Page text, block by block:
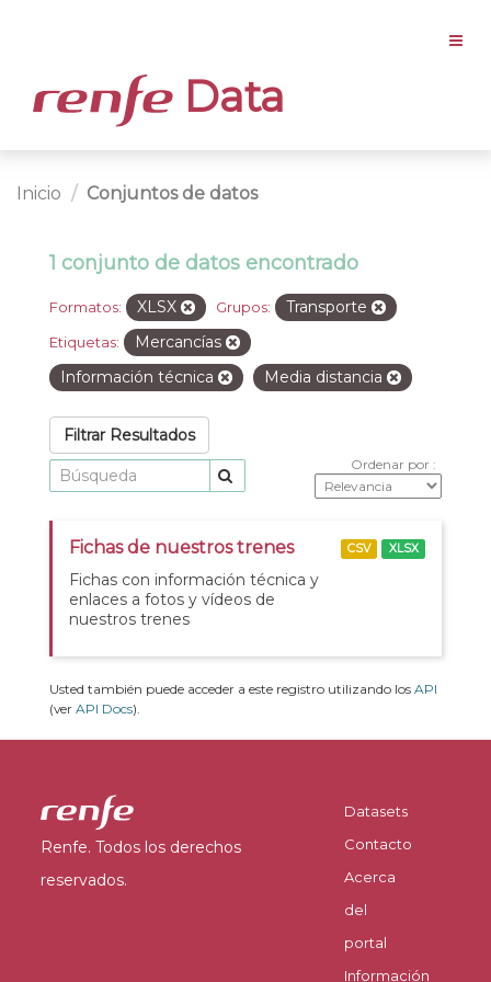
Data
Inicio Conjuntos de datos
1 conjunto de datos encontrado
Formatos: XLSX Grupos: Transporte
Etiquetas:
Mercancías
Información técnica
Media distancia
Filtrar Resultados
Ordenar por
Fichas de nuestros trenes
Fichas con información técnica y
enlaces a fotos y vídeos de
nuestros trenes
CSV XLSX
Usted también puede acceder a este registro utilizando los API
(ver API Docs).
Renfe. Todos los derechos
reservados.
Datasets
Contacto
Acerca
del
portal
Información